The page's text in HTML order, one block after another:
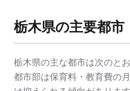
栃木県の主要都市
栃木県の主な都市は次のと
都市部は保育料・教育費の